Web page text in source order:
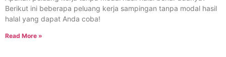
Berikut ini beberapa peluang kerja sampingan tanpa modal hasil
halal yang dapat Anda coba!
Read More »